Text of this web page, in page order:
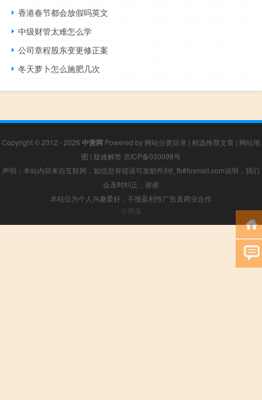
香港春节都会放假吗英文
中级财管太难怎么学
公司章程股东变更修正案
冬天萝卜怎么施肥几次
Copyright © 2012 - 2026 中营网 Powered by 网站分类目录 | 精选推荐文章 | 网站地
图 | 疑难解答 京ICP备030098号
声明：本站内容来自互联网，如信息有错误可发邮件到f_fb#foxmail.com说明，我们
会及时纠正，谢谢
本站仅为个人兴趣爱好，不接盈利性广告及商业合作
小男孩